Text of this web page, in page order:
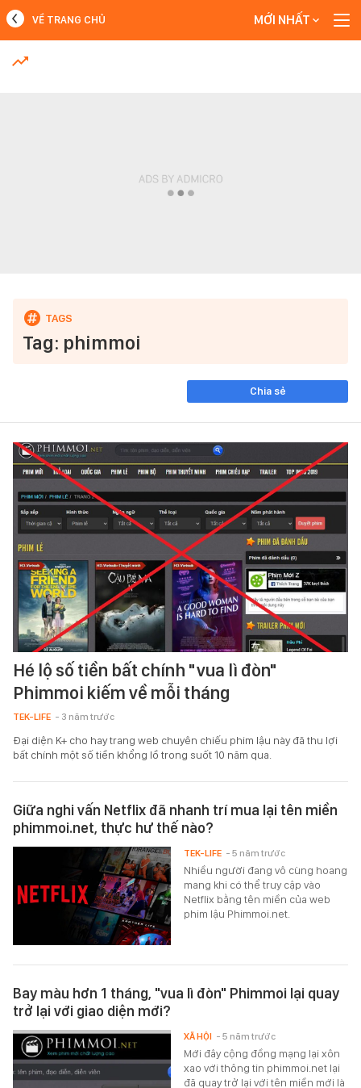
MỚI NHẤT
VỀ TRANG CHỦ MỚI NHẤT
Tag: phimmoi
Chia sẻ
Hé lộ số tiền bất chính "vua lì đòn"
Phimmoi kiếm về mỗi tháng
TEK-LIFE - 3 năm trước
Đại diện K+ cho hay trang web chuyên chiếu phim lậu này đã thu lợi
bất chính một số tiền khổng lồ trong suốt 10 năm qua.
Giữa nghi vấn Netflix đã nhanh trí mua lại tên miền
phimmoi.net, thực hư thế nào?
Nhiều người đang vô cùng hoang
mang khi có thể truy cập vào
Netflix bằng tên miền của web
phim lậu Phimmoi.net.
TEK-LIFE - 5 năm trước
Bay màu hơn 1 tháng, "vua lì đòn" Phimmoi lại quay
trở lại với giao diện mới?
Mới đây cộng đồng mạng lại xôn
xao với thông tin phimmoi.net lại
đã quay trở lại với tên miền mới là
XÃ HỘI - 5 năm trước